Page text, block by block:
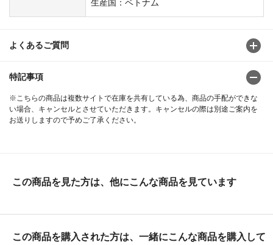
生産国：ベトナム
よくあるご質問
特記事項
※こちらの商品は複数サイトで在庫を共有している為、商品の手配ができな
い場合、キャンセルとさせていただきます。キャンセルの際は別途ご案内を
お送りしますので予めご了承ください。
この商品を見た方は、他にこんな商品を見ています
この商品を購入された方は、一緒にこんな商品を購入して